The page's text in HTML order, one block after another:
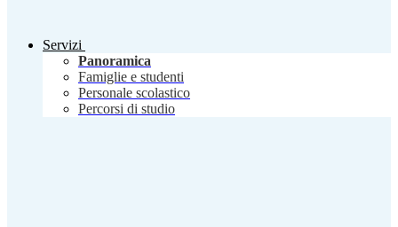
Servizi
Panoramica
Famiglie e studenti
Personale scolastico
Percorsi di studio